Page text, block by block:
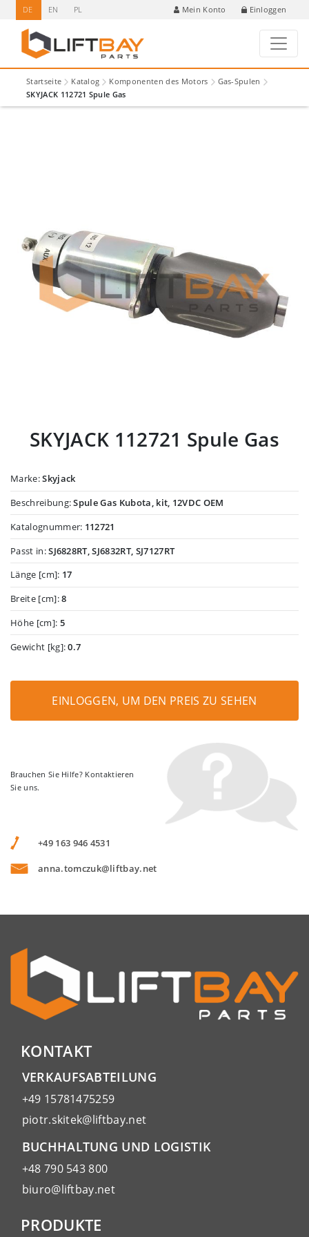
DE EN PL Mein Konto Einloggen
Startseite Katalog Komponenten des Motors
Gas-Spulen
SKYJACK 112721 Spule Gas
SKYJACK 112721 Spule Gas
Marke:Skyjack
Beschreibung:Spule Gas Kubota, kit, 12VDC OEM
Katalognummer: 112721
Passt in:SJ6828RT, SJ6832RT, SJ7127RT
Länge [cm]: 17
Breite [cm]:8
Höhe [cm]: 5
Gewicht [kg]:0.7
EINLOGGEN, UM DEN PREIS ZU SEHEN
Brauchen Sie Hilfe? Kontaktieren
Sie uns.
+49 163 946 4531
anna.tomczuk@liftbay.net
KONTAKT
VERKAUFSABTEILUNG
+49 15781475259
piotr.skitek@liftbay.net
BUCHHALTUNG UND LOGISTIK
+48 790 543 800
biuro@liftbay.net
PRODUKTE